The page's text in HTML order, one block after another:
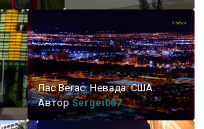
Лас Вегас. Невада. США.
АвторSergei007